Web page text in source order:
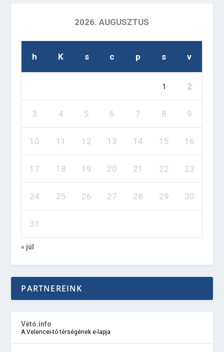
2026. AUGUSZTUS
h K s c p s v
1 2
3 4 5 6 7 8 9
10 11 12 13 14 15 16
17 18 19 20 21 22 23
24 25 26 27 28 29 30
31
« júl
PARTNEREINK
Vétó.info
A Velencei-tó térségének e-lapja